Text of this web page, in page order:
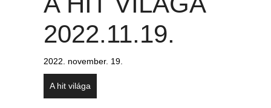
2022.11.19.
2022. november. 19.
A hit világa